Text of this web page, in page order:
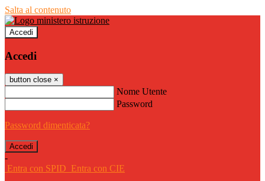
Salta al contenuto
Accedi
Accedi
button close ×
Nome Utente
Password
Password dimenticata?
-
Entra con SPID Entra con CIE